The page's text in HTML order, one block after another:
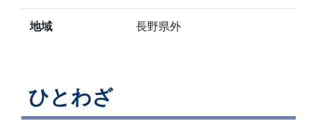
地域 長野県外
ひとわざ